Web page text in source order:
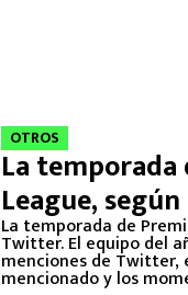
OTROS
La temporada
League,
La temporada de
Twitter. El equipo del
menciones de Twitter,
mencionado y los